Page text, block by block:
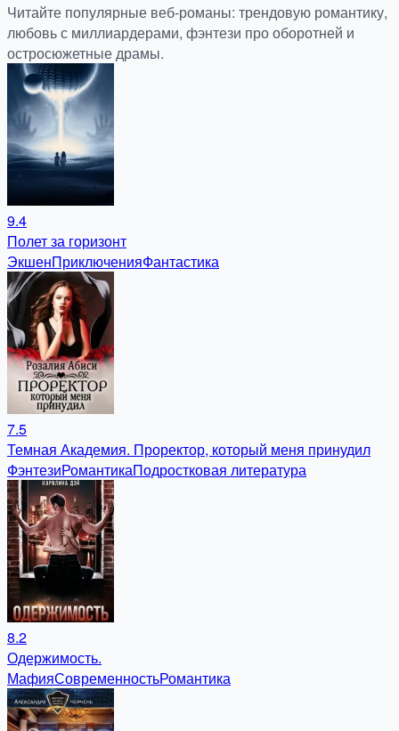
Читайте популярные веб-романы: трендовую романтику,
любовь с миллиардерами, фэнтези про оборотней и
остросюжетные драмы.
9.4
Полет за горизонт
ЭкшенПриключенияФантастика
7.5
Темная Академия. Проректор, который меня принудил
ФэнтезиРомантикаПодростковая литература
8.2
Одержимость.
МафияСовременностьРомантика